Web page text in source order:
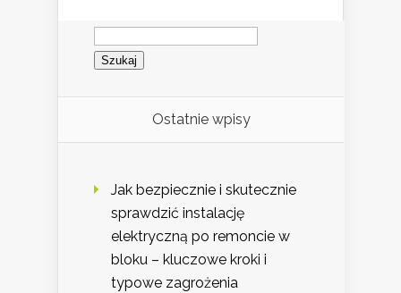
Szukaj:
Ostatnie wpisy
Jak bezpiecznie i skutecznie
sprawdzić instalację
elektryczną po remoncie w
bloku – kluczowe kroki i
typowe zagrożenia